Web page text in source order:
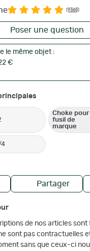
(9365)
Poser une question
le même objet :
€
Choke pour
fusil de
marque
Partager
de nos articles sont
sont pas contractuelles
sans que ceux-ci